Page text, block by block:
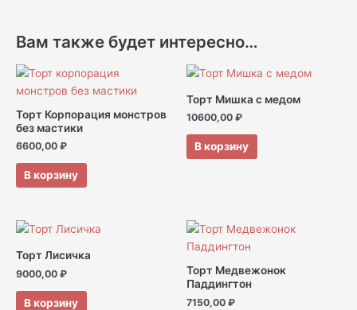
Вам также будет интересно…
Торт Корпорация монстров
без мастики
6600,00 ₽
В корзину
Торт Мишка с медом
10600,00 ₽
В корзину
Торт Лисичка
9000,00 ₽
В корзину
Торт Медвежонок
Паддингтон
7150,00 ₽